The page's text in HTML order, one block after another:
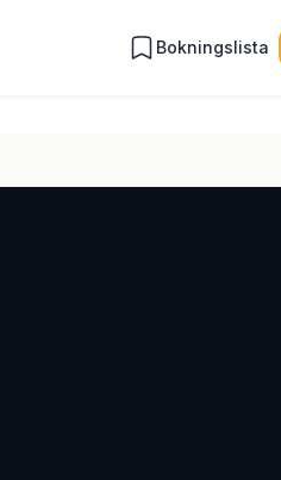
Bokningslista